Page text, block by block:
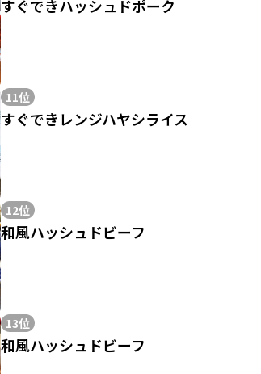
すぐできハッシュドポーク
11位
すぐできレンジハヤシライス
12位
和風ハッシュドビーフ
13位
和風ハッシュドビーフ